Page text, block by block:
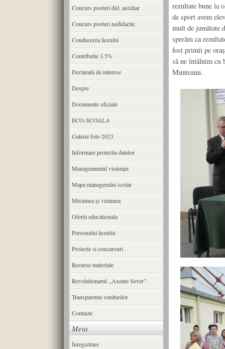
rezultate bune la
de sport avem
mult de jumătate
sperăm ca
fost primii pe
să ne întâlnim cu
Munteanu.
Concurs posturi did. auxiliar
Concurs posturi nedidactic
Conducerea liceului
Contributie 3.5%
Declaratii de interese
Despre
Documente oficiale
ECO-SCOALA
Galerie foto 2023
Informare protectia datelor
Managementul violenței
Mapa managerului scolar
Misiunea şi viziunea
Oferta educationala
Personalul liceului
Proiecte si concursuri
Resurse materiale
Revolutionarul ,,Axente Sever”
Transparenta veniturilor
Contacte
Meta
Înregistrare